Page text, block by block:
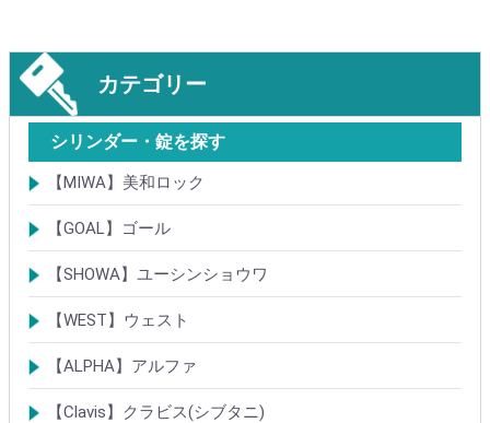
カテゴリー
シリンダー・錠を探す
【MIWA】美和ロック
シリンダー
レバーハンドル錠
ケースロック
モノロック
本締錠
引戸錠
引違戸錠
ガラス扉錠
補助錠
グレモン錠
自動施錠錠
面付錠
内部錠
プッシュプル錠
キーレス錠
インダストリアルロック・カムロック
ポスト錠
ハンドル
サムターン
フロントプレート
ストライク
樹脂カバー・非常カバー
交換・補修錠前
交換・補修部材
M品番特殊錠(Kシリーズ)
その他
【GOAL】ゴール
シリンダー
錠
錠前部品
その他
【SHOWA】ユーシンショウワ
シリンダー
錠
その他
【WEST】ウェスト
シリンダー
錠
その他
【ALPHA】アルファ
シリンダー
錠
南京錠
【Clavis】クラビス(シブタニ)